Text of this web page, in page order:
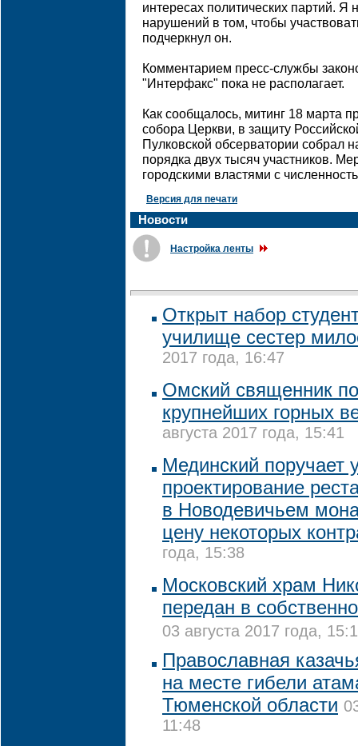
интересах политических партий.
нарушений в том, чтобы
подчеркнул он.
Комментарием пресс-службы
"Интерфакс" пока не располагает.
Как сообщалось, митинг 18 марта
собора Церкви, в защиту
Пулковской обсерватории собрал
порядка двух тысяч участников.
городскими властями с
Версия для печати
Новости
Настройка ленты
Открыт набор
училище сестер
2017 года, 16:47
Омский священник
крупнейших горных
августа 2017 года, 15:41
Мединский поручает
проектирование
в Новодевичьем
цену некоторых
года, 15:38
Московский храм
передан в
03 августа 2017 года,
Православная
на месте гибели
Тюменской области
11:48